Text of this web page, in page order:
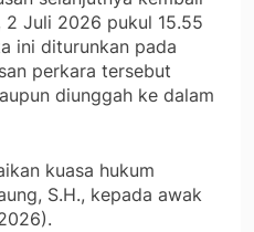
2 Juli 2026 pukul 15.55
ini diturunkan pada
perkara tersebut
diunggah ke dalam
kuasa hukum
S.H., kepada awak